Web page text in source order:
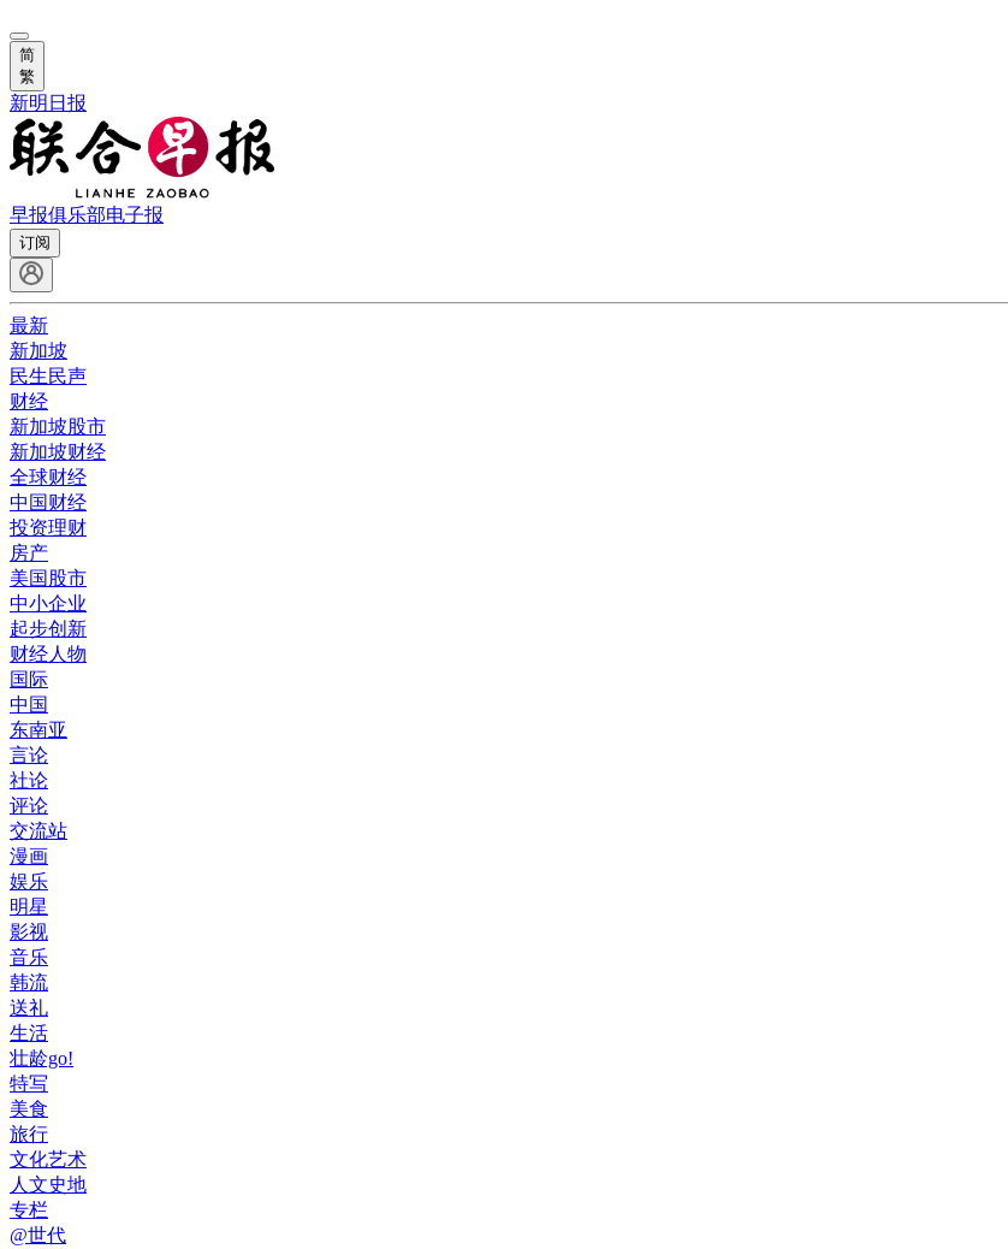
简
繁
新明日报
早报俱乐部电子报
订阅
最新
新加坡
民生民声
财经
新加坡股市
新加坡财经
全球财经
中国财经
投资理财
房产
美国股市
中小企业
起步创新
财经人物
国际
中国
东南亚
言论
社论
评论
交流站
漫画
娱乐
明星
影视
音乐
韩流
送礼
生活
壮龄go!
特写
美食
旅行
文化艺术
人文史地
专栏
@世代